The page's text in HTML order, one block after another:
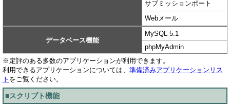
サブミッションポート
Webメール
データベース機能
MySQL 5.1
phpMyAdmin
※定評のある多数のアプリケーションが利用できます。
利用できるアプリケーションについては、 準備済みアプリケーションリス
ト をご覧ください。
■スクリプト機能